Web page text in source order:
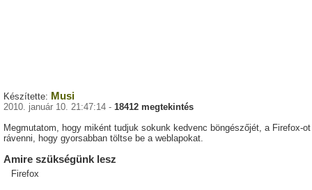
Készítette: Musi
2010. január 10. 21:47:14 - 18412 megtekintés
Megmutatom, hogy miként tudjuk sokunk kedvenc böngészőjét, a Firefox-ot
rávenni, hogy gyorsabban töltse be a weblapokat.
Amire szükségünk lesz
Firefox